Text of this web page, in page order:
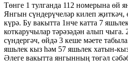
Төнге 1 тулганда 112 номерына өй
Янгын сүндерүчеләр килеп
күрә. Бу вакытта 1нче катта 7
коткаручылар тәрәзәдән алып чыга.
сүндергәч, өйдә 3 кеше мәете
яшьлек кыз һәм 57 яшьлек хатын-
Әлеге вакытта янгынның төгәл